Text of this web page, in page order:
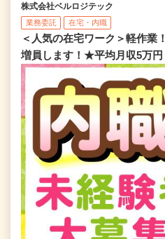
株式会社ベルロジテック
業務委託 在宅・内職
＜人気の在宅ワーク＞軽作業
増員します！★平均月収5万円